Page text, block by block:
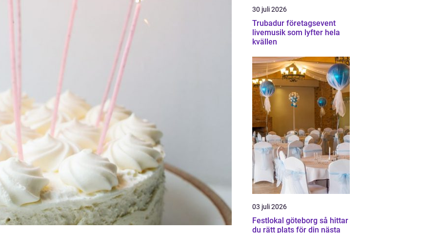
30 juli 2026
Trubadur företagsevent
livemusik som lyfter hela
kvällen
03 juli 2026
Festlokal göteborg så hittar
du rätt plats för din nästa